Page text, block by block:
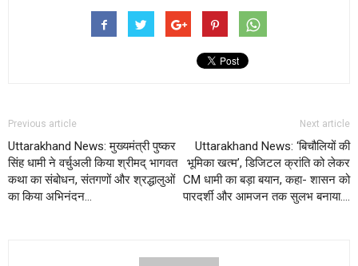
Previous article
Uttarakhand News: मुख्यमंत्री पुष्कर
सिंह धामी ने वर्चुअली किया श्रीमद् भागवत
कथा का संबोधन, संतगणों और श्रद्धालुओं
का किया अभिनंदन…
Next article
Uttarakhand News: ‘बिचौलियों की
भूमिका खत्म’, डिजिटल क्रांति को लेकर
CM धामी का बड़ा बयान, कहा- शासन को
पारदर्शी और आमजन तक सुलभ बनाया….